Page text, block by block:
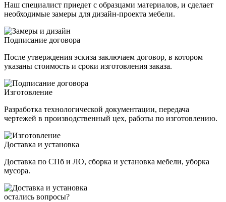
Наш специалист приедет с образцами материалов, и сделает
необходимые замеры для дизайн-проекта мебели.
Подписание договора
После утверждения эскиза заключаем договор, в котором
указаны стоимость и сроки изготовления заказа.
Изготовление
Разработка технологической документации, передача
чертежей в производственный цех, работы по изготовлению.
Доставка и установка
Доставка по СПб и ЛО, сборка и установка мебели, уборка
мусора.
остались вопросы?